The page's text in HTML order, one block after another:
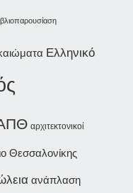
Ελληνικό
αρχιτεκτονικοί
Θεσσαλονίκης
ανάπλαση